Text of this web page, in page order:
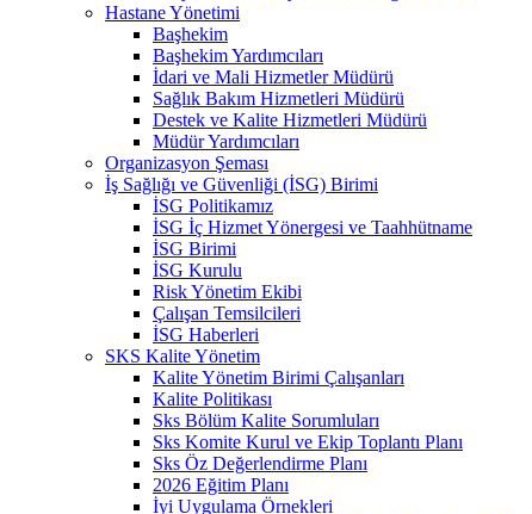
Hastane Yönetimi
Başhekim
Başhekim Yardımcıları
İdari ve Mali Hizmetler Müdürü
Sağlık Bakım Hizmetleri Müdürü
Destek ve Kalite Hizmetleri Müdürü
Müdür Yardımcıları
Organizasyon Şeması
İş Sağlığı ve Güvenliği (İSG) Birimi
İSG Politikamız
İSG İç Hizmet Yönergesi ve Taahhütname
İSG Birimi
İSG Kurulu
Risk Yönetim Ekibi
Çalışan Temsilcileri
İSG Haberleri
SKS Kalite Yönetim
Kalite Yönetim Birimi Çalışanları
Kalite Politikası
Sks Bölüm Kalite Sorumluları
Sks Komite Kurul ve Ekip Toplantı Planı
Sks Öz Değerlendirme Planı
2026 Eğitim Planı
İyi Uygulama Örnekleri